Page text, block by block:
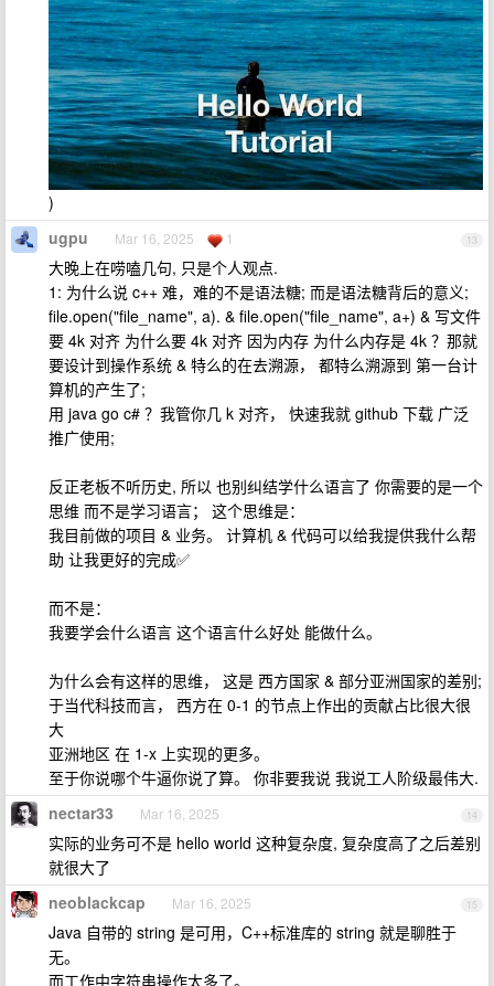
)
13
ugpu Mar 16, 2025 1
大晚上在唠嗑几句, 只是个人观点.
1: 为什么说 c++ 难，难的不是语法糖; 而是语法糖背后的意义;
file.open("file_name", a). & file.open("file_name", a+) & 写文件
要 4k 对齐 为什么要 4k 对齐 因为内存 为什么内存是 4k ？那就
要设计到操作系统 & 特么的在去溯源， 都特么溯源到 第一台计
算机的产生了;
用 java go c# ？我管你几 k 对齐， 快速我就 github 下载 广泛
推广使用;
反正老板不听历史, 所以 也别纠结学什么语言了 你需要的是一个
思维 而不是学习语言； 这个思维是：
我目前做的项目 & 业务。 计算机 & 代码可以给我提供我什么帮
助 让我更好的完成✅
而不是：
我要学会什么语言 这个语言什么好处 能做什么。
为什么会有这样的思维， 这是 西方国家 & 部分亚洲国家的差别;
于当代科技而言， 西方在 0-1 的节点上作出的贡献占比很大很
大
亚洲地区 在 1-x 上实现的更多。
至于你说哪个牛逼你说了算。 你非要我说 我说工人阶级最伟大.
14
nectar33 Mar 16, 2025
实际的业务可不是 hello world 这种复杂度, 复杂度高了之后差别
就很大了
15
neoblackcap Mar 16, 2025
Java 自带的 string 是可用，C++标准库的 string 就是聊胜于
无。
而工作中字符串操作太多了。